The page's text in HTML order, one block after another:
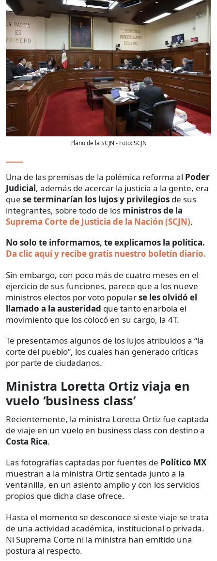
Plano de la SCJN - Foto:SCJN
Una de las premisas de la polémica reforma al Poder
Judicial, además de acercar la justicia a la gente, era
que se terminarían los lujos y privilegios de sus
integrantes, sobre todo de los ministros de la
Suprema Corte de Justicia de la Nación (SCJN).
No solo te informamos, te explicamos la política.
Da clic aquí y recibe gratis nuestro boletín diario.
Sin embargo, con poco más de cuatro meses en el
ejercicio de sus funciones, parece que a los nueve
ministros electos por voto popularse les olvidó el
llamado a la austeridad que tanto enarbola el
movimiento que los colocó en su cargo, la 4T.
Te presentamos algunos de los lujos atribuidos a “la
corte del pueblo”, los cuales han generado críticas
por parte de ciudadanos.
Ministra Loretta Ortiz viaja en
vuelo ‘business class’
Recientemente, la ministra Loretta Ortiz fue captada
de viaje en un vuelo en business class con destino a
Costa Rica.
Las fotografías captadas por fuentes de Político MX
muestran a la ministra Ortiz sentada junto a la
ventanilla, en un asiento amplio y con los servicios
propios que dicha clase ofrece.
Hasta el momento se desconoce si este viaje se trata
de una actividad académica, institucional o privada.
Ni Suprema Corte ni la ministra han emitido una
postura al respecto.